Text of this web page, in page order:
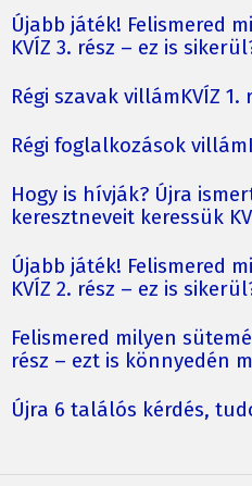
Újabb játék! Felismered
KVÍZ 3. rész – ez is
Régi szavak villámKVÍZ 1.
Régi foglalkozások
Hogy is hívják? Újra
keresztneveit keressük
Újabb játék! Felismered
KVÍZ 2. rész – ez is
Felismered milyen
rész – ezt is könnyedén
Újra 6 találós kérdés,